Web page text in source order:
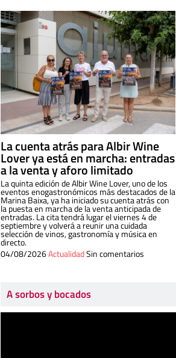
La cuenta atrás para Albir Wine
Lover ya está en marcha: entradas
a la venta y aforo limitado
La quinta edición de Albir Wine Lover, uno de los
eventos enogastronómicos más destacados de la
Marina Baixa, ya ha iniciado su cuenta atrás con
la puesta en marcha de la venta anticipada de
entradas. La cita tendrá lugar el viernes 4 de
septiembre y volverá a reunir una cuidada
selección de vinos, gastronomía y música en
directo.
04/08/2026ActualidadSin comentarios
A sorbos y bocados